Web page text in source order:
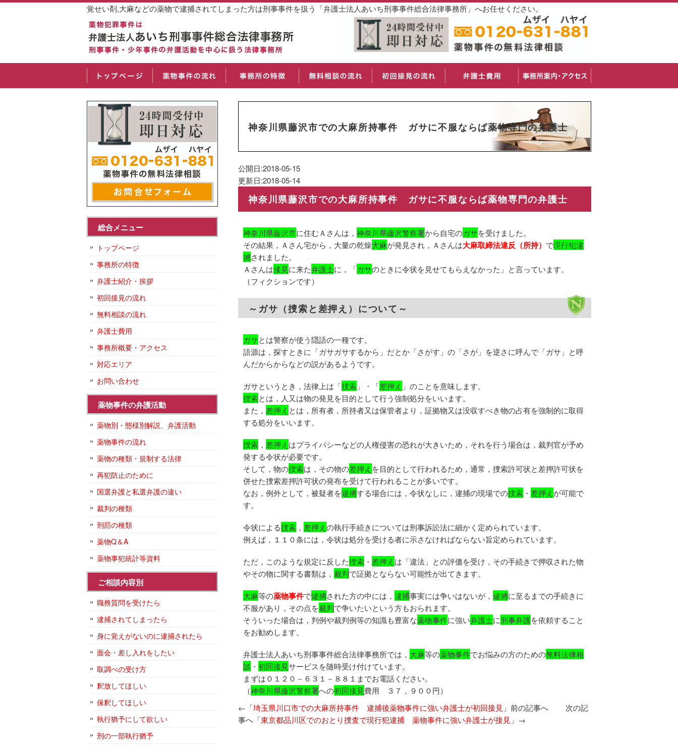
覚せい剤,大麻などの薬物で逮捕されてしまった方は刑事事件を扱う「弁護士法人あいち刑事事件総合法律事務所」へお任せください。
神奈川県藤沢市での大麻所持事件 ガサに不服ならば薬物専門の弁護士
公開日:2018-05-15
更新日:2018-05-14
神奈川県藤沢市での大麻所持事件 ガサに不服ならば薬物専門の弁護士
神奈川県藤沢市に住むＡさんは， 神奈川県藤沢警察署から自宅のガサを受けました。
その結果，Ａさん宅から，大量の乾燥大麻が発見され，Ａさんは大麻取締法違反 （所持） で現行犯逮
捕されました。
Ａさんは接見に来た弁護士に，「ガサのときに令状を見せてもらえなかった」と言っています。
（フィクションです）
～ガサ（捜索と差押え）について～
ガサとは警察が使う隠語の一種です。
語源は，探すときに「ガサガサするから」だとか「さがす」の「さが」を逆さに呼んで「ガサ」と呼
んだからからなどの説があるようです。
ガサというとき，法律上は「捜索 」・「差押え 」のことを意味します。
捜索とは，人又は物の発見を目的として行う強制処分をいいます。
また， 差押え とは，所有者，所持者又は保管者より，証拠物又は没収すべき物の占有を強制的に取得
する処分をいいます。
捜索 ， 差押え はプライバシーなどの人権侵害の恐れが大きいため，それを行う場合は，裁判官が予め
発する令状が必要です。
そして，物の捜索は，その物の差押え を目的として行われるため，通常，捜索許可状と差押許可状を
併せた捜索差押許可状の発布を受けて行われることが多いです。
なお，例外として，被疑者を逮捕する場合には，令状なしに，逮捕の現場での捜索 ・ 差押え が可能で
す。
令状による捜索 ， 差押え の執行手続きについては刑事訴訟法に細かく定められています。
例えば，１１０条には，令状は処分を受ける者に示さなければならない旨定められています。
ただ，このような規定に反した捜索 ・ 差押え は「違法」との評価を受け，その手続きで押収された物
やその物に関する書類は， 裁判で証拠とならない可能性が出てきます。
大麻等の薬物事件で逮捕された方の中には， 逮捕事実には争いはないが， 逮捕に至るまでの手続きに
不服があり，その点を裁判で争いたいという方もおられます。
そういった場合は，判例や裁判例等の知識も豊富な薬物事件に強い弁護士に刑事弁護を依頼すること
をお勧めします。
弁護士法人あいち刑事事件総合法律事務所では， 大麻等の薬物事件でお悩みの方のための無料法律相
談 ・ 初回接見サービスを随時受け付けています。
まずは０１２０－６３１－８８１までお電話ください。
（神奈川県藤沢警察署への初回接見費用 ３７，９００円）
←「埼玉県川口市での大麻所持事件 逮捕後薬物事件に強い弁護士が初回接見 」前の記事へ 次の記
事へ「東京都品川区でのおとり捜査で現行犯逮捕 薬物事件に強い弁護士が接見 」→
総合メニュー
トップページ
事務所の特徴
弁護士紹介・挨拶
初回接見の流れ
無料相談の流れ
弁護士費用
事務所概要・アクセス
対応エリア
お問い合わせ
薬物事件の弁護活動
薬物別・態様別解説、弁護活動
薬物事件の流れ
薬物の種類・規制する法律
再犯防止のために
国選弁護と私選弁護の違い
裁判の種類
刑罰の種類
薬物Q＆A
薬物事犯統計等資料
ご相談内容別
職務質問を受けたら
逮捕されてしまったら
身に覚えがないのに逮捕されたら
面会・差し入れをしたい
取調べの受け方
釈放してほしい
保釈してほしい
執行猶予にして欲しい
刑の一部執行猶予